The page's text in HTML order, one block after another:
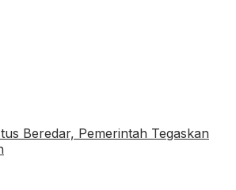
Beredar, Pemerintah Tegaskan